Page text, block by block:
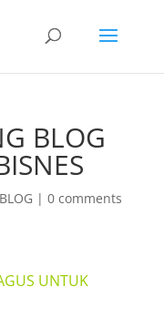
BLOG
BLOG | 0 comments
UNTUK